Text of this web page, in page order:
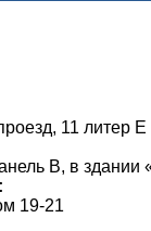
11 литер Е
В, в
19-21